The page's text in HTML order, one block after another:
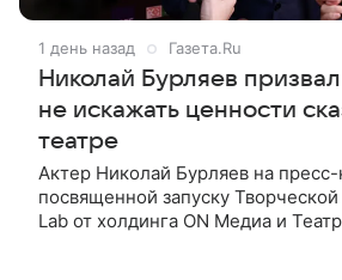
1 день назад Газета.Ru
Николай Бурляев
не искажать ценности
театре
Актер Николай Бурляев на
посвященной запуску
Lab от холдинга ON Медиа и